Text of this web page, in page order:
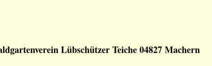
Lübschützer Teiche 04827 Machern